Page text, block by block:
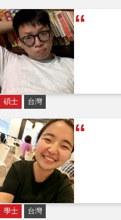
碩士 台灣
學士 台灣